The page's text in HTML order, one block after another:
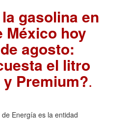
gasolina en
México hoy
agosto:
el litro
Premium?.
Energía es la entidad